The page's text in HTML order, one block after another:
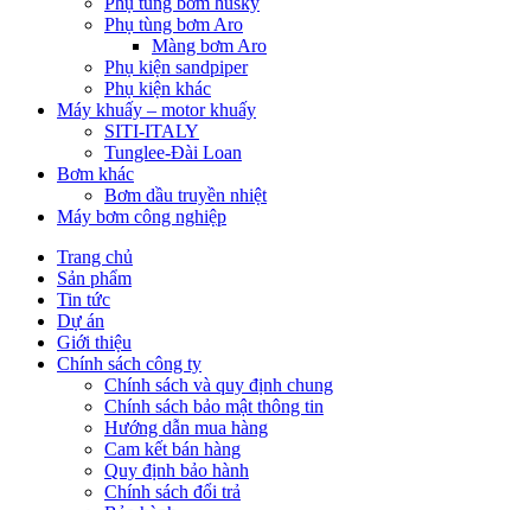
Phụ tùng bơm Aro
Màng bơm Aro
Phụ kiện sandpiper
Phụ kiện khác
Máy khuấy – motor khuấy
SITI-ITALY
Tunglee-Đài Loan
Bơm khác
Bơm dầu truyền nhiệt
Máy bơm công nghiệp
Trang chủ
Sản phẩm
Tin tức
Dự án
Giới thiệu
Chính sách công ty
Chính sách và quy định chung
Chính sách bảo mật thông tin
Hướng dẫn mua hàng
Cam kết bán hàng
Quy định bảo hành
Chính sách đổi trả